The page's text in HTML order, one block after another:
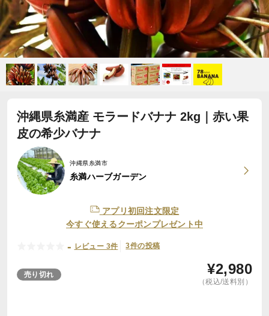
沖縄県糸満産 モラードバナナ 2kg｜赤い果
皮の希少バナナ
沖縄県糸満市
糸満ハーブガーデン
アプリ初回注文限定
今すぐ使えるクーポンプレゼント中
- レビュー 3件 3件の投稿
売り切れ ¥2,980
（税込/送料別）